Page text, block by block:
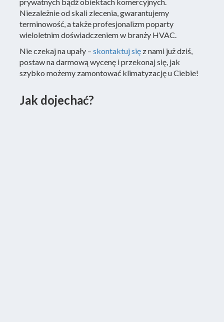
Niezależnie od skali zlecenia, gwarantujemy
terminowość, a także profesjonalizm poparty
wieloletnim doświadczeniem w branży HVAC.
Nie czekaj na upały – skontaktuj się z nami już dziś,
postaw na darmową wycenę i przekonaj się, jak
szybko możemy zamontować klimatyzację u Ciebie!
Jak dojechać?